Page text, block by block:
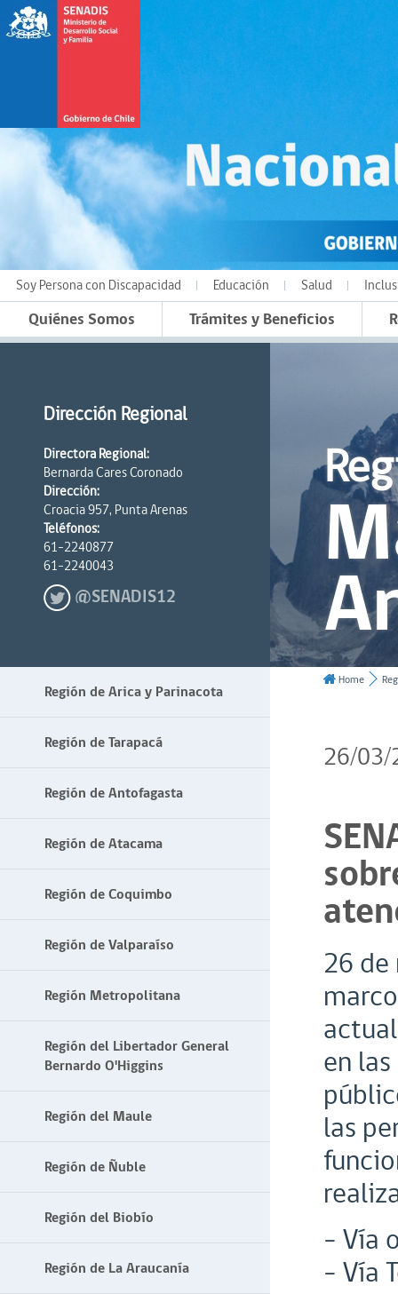
Soy Persona con Discapacidad Educación Salud
Quiénes Somos Trámites y Beneficios
Dirección Regional
Directora Regional:
Bernarda Cares Coronado
Dirección:
Croacia 957, Punta Arenas
Teléfonos:
61-2240877
61-2240043
@SENADIS12
Región de Arica y Parinacota
Región de Tarapacá
Región de Antofagasta
Región de Atacama
Región de Coquimbo
Región de Valparaíso
Región Metropolitana
Región del Libertador General
Bernardo O'Higgins
Región del Maule
Región de Ñuble
Región del Biobío
Región de La Araucanía
Home
26/
26 de
en
las
- Vía
- Vía